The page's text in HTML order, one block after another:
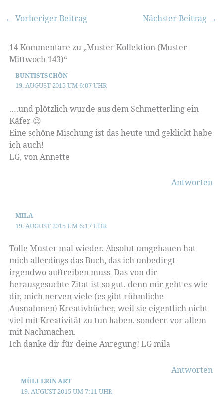
← Vorheriger Beitrag Nächster Beitrag →
14 Kommentare zu „Muster-Kollektion (Muster-
Mittwoch 143)“
BUNTISTSCHÖN
19. AUGUST 2015 UM 6:07 UHR
….und plötzlich wurde aus dem Schmetterling ein
Käfer 😉
Eine schöne Mischung ist das heute und geklickt habe
ich auch!
LG, von Annette
Antworten
MILA
19. AUGUST 2015 UM 6:17 UHR
Tolle Muster mal wieder. Absolut umgehauen hat
mich allerdings das Buch, das ich unbedingt
irgendwo auftreiben muss. Das von dir
herausgesuchte Zitat ist so gut, denn mir geht es wie
dir, mich nerven viele (es gibt rühmliche
Ausnahmen) Kreativbücher, weil sie eigentlich nicht
viel mit Kreativität zu tun haben, sondern vor allem
mit Nachmachen.
Ich danke dir für deine Anregung! LG mila
Antworten
MÜLLERIN ART
19. AUGUST 2015 UM 7:11 UHR